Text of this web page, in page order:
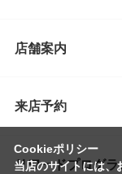
店舗案内
来店予約
リワードプログラ
Cookieポリシー
当店のサイトには、